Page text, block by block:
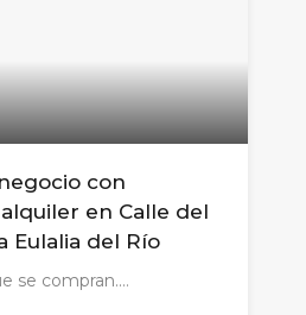
con
en Calle del
Eulalia del Río
se compran.…